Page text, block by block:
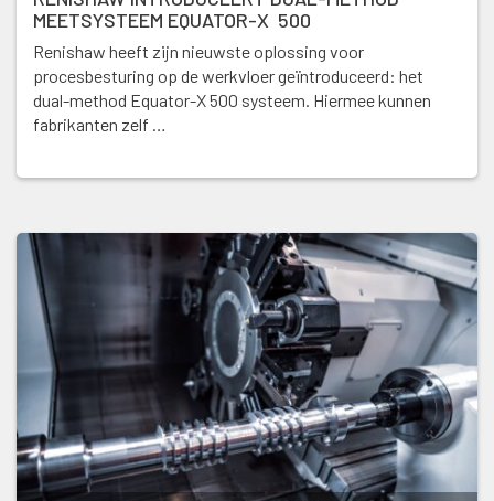
MEETSYSTEEM EQUATOR-X 500
Renishaw heeft zijn nieuwste oplossing voor
procesbesturing op de werkvloer geïntroduceerd: het
dual-method Equator-X 500 systeem. Hiermee kunnen
fabrikanten zelf …